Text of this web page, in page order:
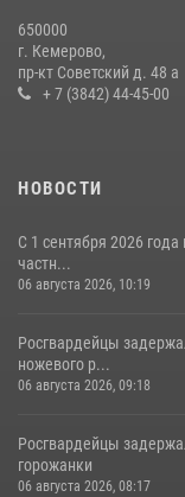
гипермаркета товары
16 июля 2026, 06:43
650000
г. Кемерово,
пр-кт Советский д. 48 а
+ 7 (3842) 44-45-00
НОВОСТИ
С 1 сентября 2026
частн...
06 августа 2026, 10:19
Росгвардейцы
ножевого р...
06 августа 2026, 09:18
Росгвардейцы
горожанки
06 августа 2026, 08:17